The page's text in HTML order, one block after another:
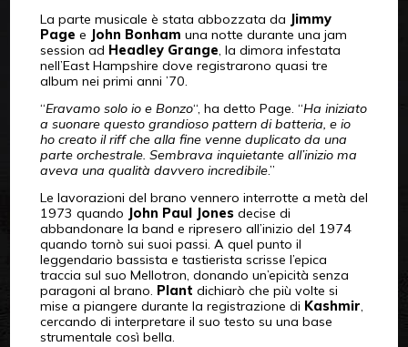
La parte musicale è stata abbozzata da Jimmy
Page e John Bonham una notte durante una jam
session ad Headley Grange, la dimora infestata
nell’East Hampshire dove registrarono quasi tre
album nei primi anni ’70.
“Eravamo solo io e Bonzo“, ha detto Page. “Ha iniziato
a suonare questo grandioso pattern di batteria, e io
ho creato il riff che alla fine venne duplicato da una
parte orchestrale. Sembrava inquietante all’inizio ma
aveva una qualità davvero incredibile.”
Le lavorazioni del brano vennero interrotte a metà del
1973 quando John Paul Jonesdecise di
abbandonare la band e ripresero all’inizio del 1974
quando tornò sui suoi passi. A quel punto il
leggendario bassista e tastierista scrisse l’epica
traccia sul suo Mellotron, donando un’epicità senza
paragoni al brano. Plant dichiarò che più volte si
mise a piangere durante la registrazione di Kashmir,
cercando di interpretare il suo testo su una base
strumentale così bella.